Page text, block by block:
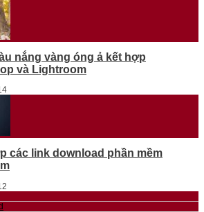
nắng vàng óng ả kết hợp
và Lightroom
các link download phần mềm